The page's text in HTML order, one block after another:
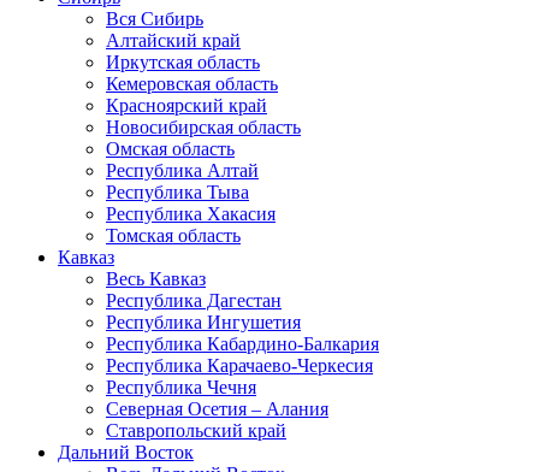
Вся Сибирь
Алтайский край
Иркутская область
Кемеровская область
Красноярский край
Новосибирская область
Омская область
Республика Алтай
Республика Тыва
Республика Хакасия
Томская область
Кавказ
Весь Кавказ
Республика Дагестан
Республика Ингушетия
Республика Кабардино-Балкария
Республика Карачаево-Черкесия
Республика Чечня
Северная Осетия – Алания
Ставропольский край
Дальний Восток